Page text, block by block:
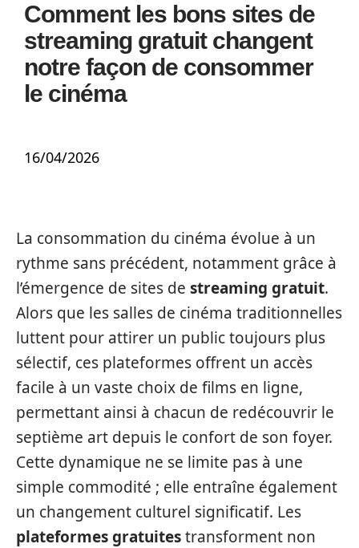
Comment les bons sites de
streaming gratuit changent
notre façon de consommer
le cinéma
16/04/2026
La consommation du cinéma évolue à un
rythme sans précédent, notamment grâce à
l’émergence de sites de streaming gratuit.
Alors que les salles de cinéma traditionnelles
luttent pour attirer un public toujours plus
sélectif, ces plateformes offrent un accès
facile à un vaste choix de films en ligne,
permettant ainsi à chacun de redécouvrir le
septième art depuis le confort de son foyer.
Cette dynamique ne se limite pas à une
simple commodité ; elle entraîne également
un changement culturel significatif. Les
plateformes gratuitestransforment non